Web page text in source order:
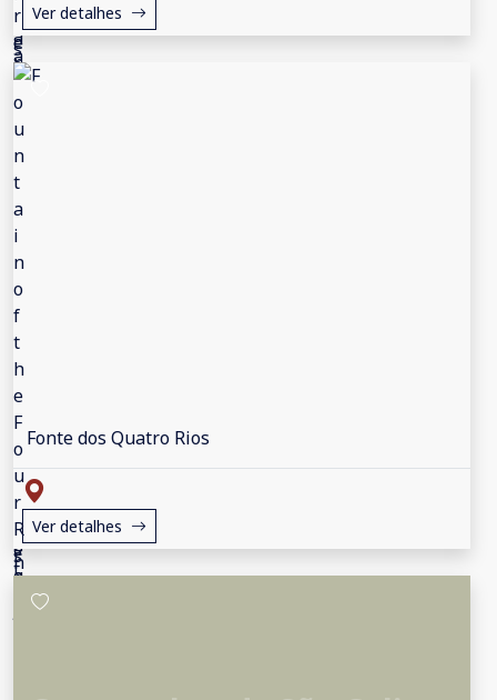
Ver detalhes
Fonte dos Quatro Rios
Ver detalhes